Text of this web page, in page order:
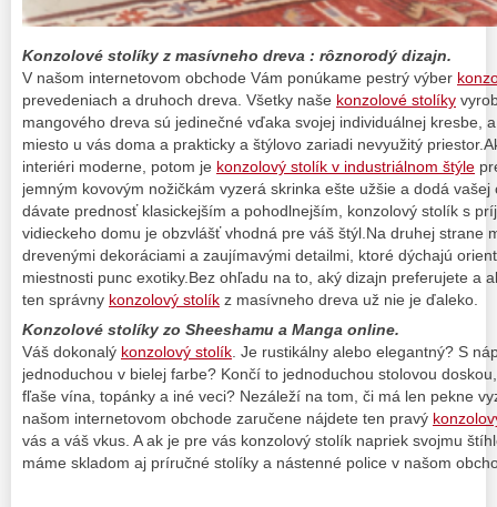
Konzolové stolíky z masívneho dreva : rôznorodý dizajn.
V našom internetovom obchode Vám ponúkame pestrý výber
prevedeniach a druhoch dreva. Všetky naše konzolové stolíky
mangového dreva sú jedinečné vďaka svojej individuálnej kresbe,
miesto u vás doma a prakticky a štýlovo zariadi nevyužitý
interiéri moderne, potom je konzolový stolík v industriálnom štýle
jemným kovovým nožičkám vyzerá skrinka ešte užšie a dodá
dávate prednosť klasickejším a pohodlnejším, konzolový stolík s
vidieckeho domu je obzvlášť vhodná pre váš štýl.Na druhej strane
drevenými dekoráciami a zaujímavými detailmi, ktoré dýchajú
miestnosti punc exotiky.Bez ohľadu na to, aký dizajn preferujete a
ten správny konzolový stolík z masívneho dreva už nie je ďaleko.
Konzolové stolíky zo Sheeshamu a Manga online.
Váš dokonalý konzolový stolík. Je rustikálny alebo elegantný? S
jednoduchou v bielej farbe? Končí to jednoduchou stolovou
fľaše vína, topánky a iné veci? Nezáleží na tom, či má len pekne
našom internetovom obchode zaručene nájdete ten pravý
vás a váš vkus. A ak je pre vás konzolový stolík napriek svojmu
máme skladom aj príručné stolíky a nástenné police v našom